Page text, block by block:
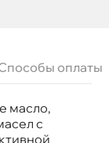
оплаты
масло,
с